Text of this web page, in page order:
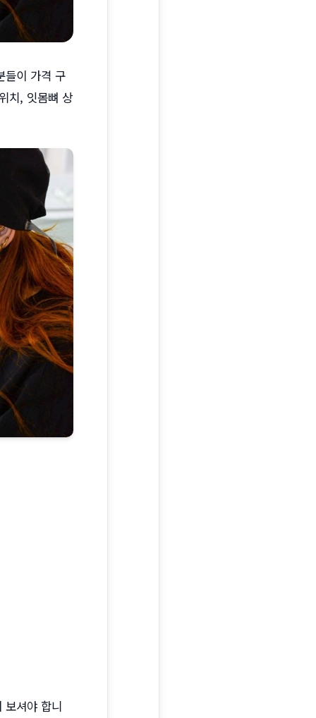
들이 가격 구
치, 잇몸뼈 상
보셔야 합니